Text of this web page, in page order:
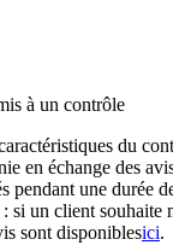
à un contrôle
du
en échange des
pendant une durée
si un client
sont disponiblesici.